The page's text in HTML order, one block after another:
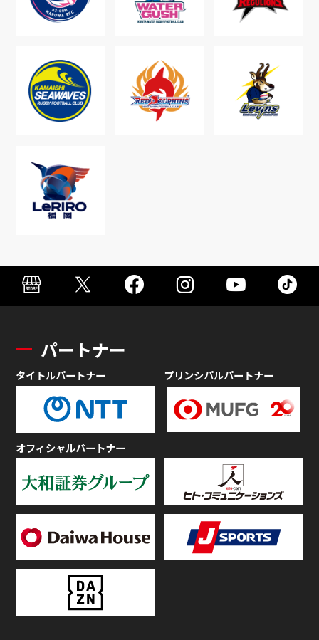
パートナー
タイトルパートナー プリンシパルパートナー
オフィシャルパートナー